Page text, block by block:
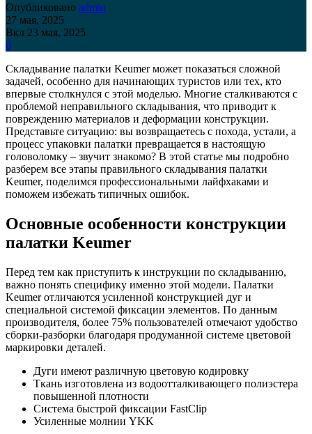
Опубликовано admin
27 мая, 2025
Вкл 23 мая, 2025
0
Складывание палатки Keumer может показаться сложной
задачей, особенно для начинающих туристов или тех, кто
впервые столкнулся с этой моделью. Многие сталкиваются с
проблемой неправильного складывания, что приводит к
повреждению материалов и деформации конструкции.
Представьте ситуацию: вы возвращаетесь с похода, устали, а
процесс упаковки палатки превращается в настоящую
головоломку – звучит знакомо? В этой статье мы подробно
разберем все этапы правильного складывания палатки
Keumer, поделимся профессиональными лайфхаками и
поможем избежать типичных ошибок.
Основные особенности конструкции
палатки Keumer
Перед тем как приступить к инструкции по складыванию,
важно понять специфику именно этой модели. Палатки
Keumer отличаются усиленной конструкцией дуг и
специальной системой фиксации элементов. По данным
производителя, более 75% пользователей отмечают удобство
сборки-разборки благодаря продуманной системе цветовой
маркировки деталей.
Дуги имеют различную цветовую кодировку
Ткань изготовлена из водоотталкивающего полиэстера
повышенной плотности
Система быстрой фиксации FastClip
Усиленные молнии YKK